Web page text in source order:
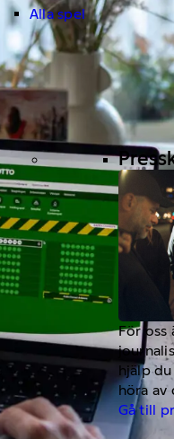
Alla spel
För oss
hjälp
höra av
Gå till